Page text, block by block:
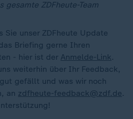
gesamte ZDFheute-Team
Sie unser ZDFheute Update
Briefing gerne Ihren
- hier ist der Anmelde-Link.
weiterhin über Ihr Feedback,
gefällt und was wir noch
an zdfheute-feedback@zdf.de.